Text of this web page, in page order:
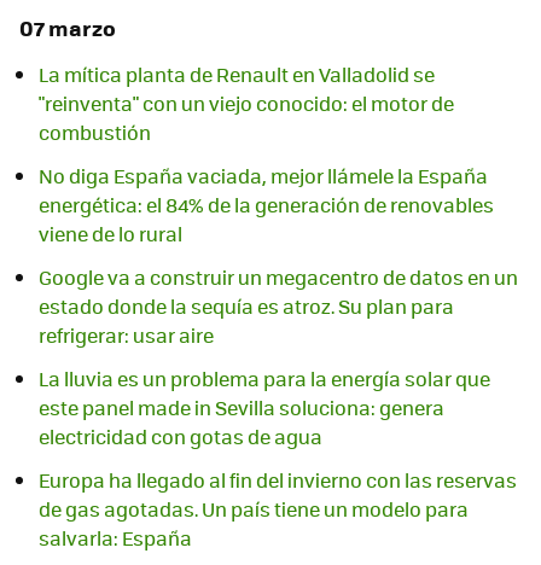
07 marzo
La mítica planta de Renault en Valladolid se
"reinventa" con un viejo conocido: el motor de
combustión
No diga España vaciada, mejor llámele la España
energética: el 84% de la generación de renovables
viene de lo rural
Google va a construir un megacentro de datos en un
estado donde la sequía es atroz. Su plan para
refrigerar: usar aire
La lluvia es un problema para la energía solar que
este panel made in Sevilla soluciona: genera
electricidad con gotas de agua
Europa ha llegado al fin del invierno con las reservas
de gas agotadas. Un país tiene un modelo para
salvarla: España